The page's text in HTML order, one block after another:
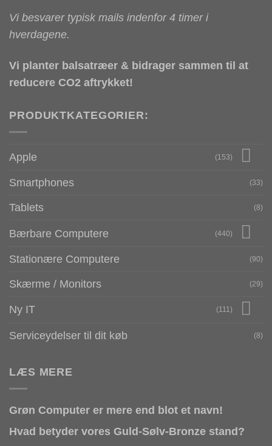
Vi besvarer typisk mails indenfor 4 timer i
hverdagene.
Vi planter balsatræer & bidrager sammen til at
reducere CO2 aftrykket!
PRODUKTKATEGORIER:
Apple (153)
Smartphones (33)
Tablets (8)
Bærbare Computere (440)
Stationære Computere (90)
Skærme / Monitors (29)
Ny IT (111)
Serviceydelser til dit køb (8)
LÆS MERE
Grøn Computer er mere end blot et navn!
Hvad betyder vores Guld-Sølv-Bronze stand?